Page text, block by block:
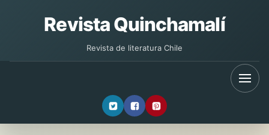
Revista Quinchamalí
Revista de literatura Chile